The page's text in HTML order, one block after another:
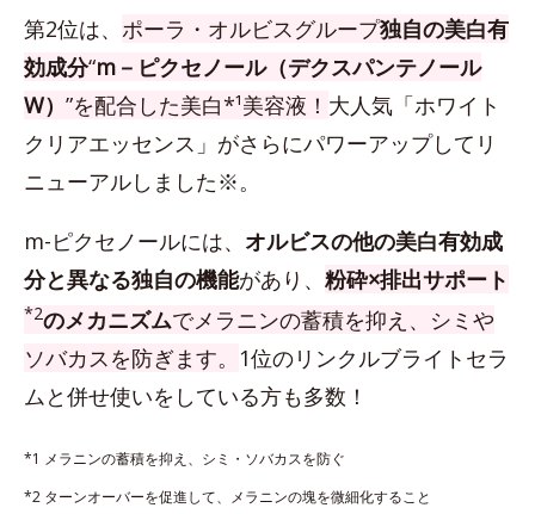
第2位は、 ポーラ・オルビスグループ独自の美白有
効成分“m－ピクセノール（デクスパンテノール
W） ”を配合した美白*¹美容液！ 大人気「ホワイト
クリアエッセンス」がさらにパワーアップしてリ
ニューアルしました※。
m-ピクセノールには、 オルビスの他の美白有効成
分と異なる独自の機能があり、 粉砕×排出サポート
*2のメカニズムでメラニンの蓄積を抑え、シミや
ソバカスを防ぎます。 1位のリンクルブライトセラ
ムと併せ使いをしている方も多数！
*1 メラニンの蓄積を抑え、シミ・ソバカスを防ぐ
*2 ターンオーバーを促進して、メラニンの塊を微細化すること